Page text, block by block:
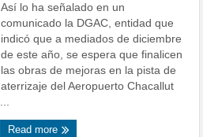
Así lo ha señalado en un
comunicado la DGAC, entidad que
indicó que a mediados de diciembre
de este año, se espera que finalicen
las obras de mejoras en la pista de
aterrizaje del Aeropuerto Chacallut
...
Read more